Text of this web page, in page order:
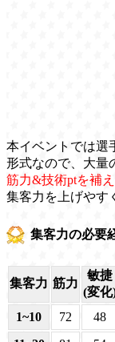
本イベントでは選
形式なので、大量
筋力&技術ptを補
集客力を上げやす
集客力の必要
集客力 筋力
敏捷
(変化
1~10
72 48